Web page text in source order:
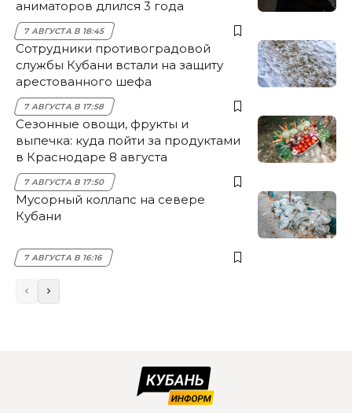
аниматоров длился 3 года
7 АВГУСТА В 18:45
Сотрудники противоградовой
службы Кубани встали на защиту
арестованного шефа
7 АВГУСТА В 17:58
Сезонные овощи, фрукты и
выпечка: куда пойти за продуктами
в Краснодаре 8 августа
7 АВГУСТА В 17:50
Мусорный коллапс на севере
Кубани
7 АВГУСТА В 16:16